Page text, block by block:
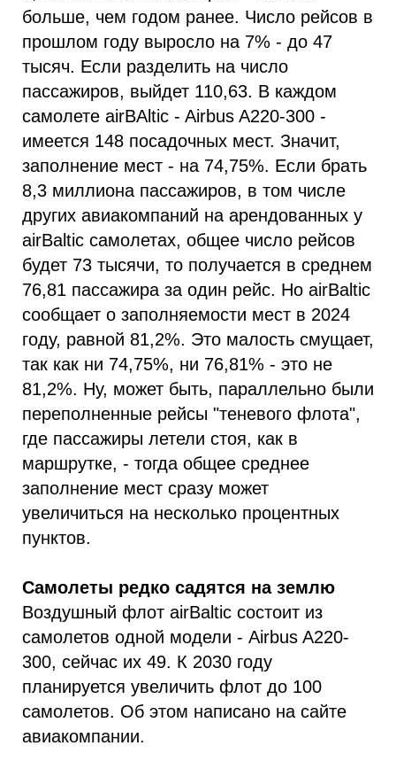
больше, чем годом ранее. Число рейсов в
прошлом году выросло на 7% - до 47
тысяч. Если разделить на число
пассажиров, выйдет 110,63. В каждом
самолете airBAltic - Airbus A220-300 -
имеется 148 посадочных мест. Значит,
заполнение мест - на 74,75%. Если брать
8,3 миллиона пассажиров, в том числе
других авиакомпаний на арендованных у
airBaltic самолетах, общее число рейсов
будет 73 тысячи, то получается в среднем
76,81 пассажира за один рейс. Но airBaltic
сообщает о заполняемости мест в 2024
году, равной 81,2%. Это малость смущает,
так как ни 74,75%, ни 76,81% - это не
81,2%. Ну, может быть, параллельно были
переполненные рейсы "теневого флота",
где пассажиры летели стоя, как в
маршрутке, - тогда общее среднее
заполнение мест сразу может
увеличиться на несколько процентных
пунктов.
Самолеты редко садятся на землю
Воздушный флот airBaltic состоит из
самолетов одной модели - Airbus A220-
300, сейчас их 49. К 2030 году
планируется увеличить флот до 100
самолетов. Об этом написано на сайте
авиакомпании.